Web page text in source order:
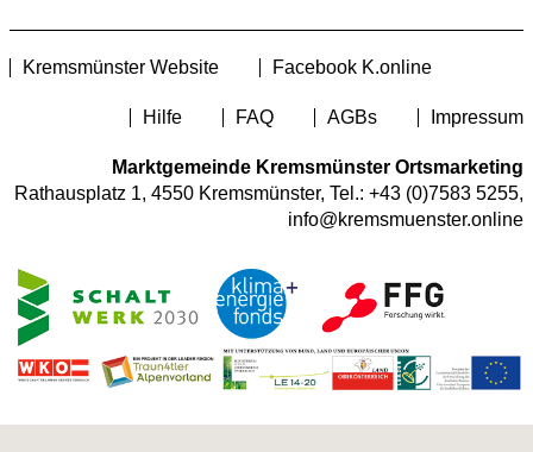
Kremsmünster Website Facebook K.online
Hilfe FAQ AGBs Impressum
Marktgemeinde Kremsmünster Ortsmarketing
Rathausplatz 1, 4550 Kremsmünster, Tel.: +43 (0)7583 5255,
info@kremsmuenster.online